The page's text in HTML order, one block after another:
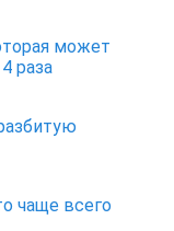
может
раза
чаще всего